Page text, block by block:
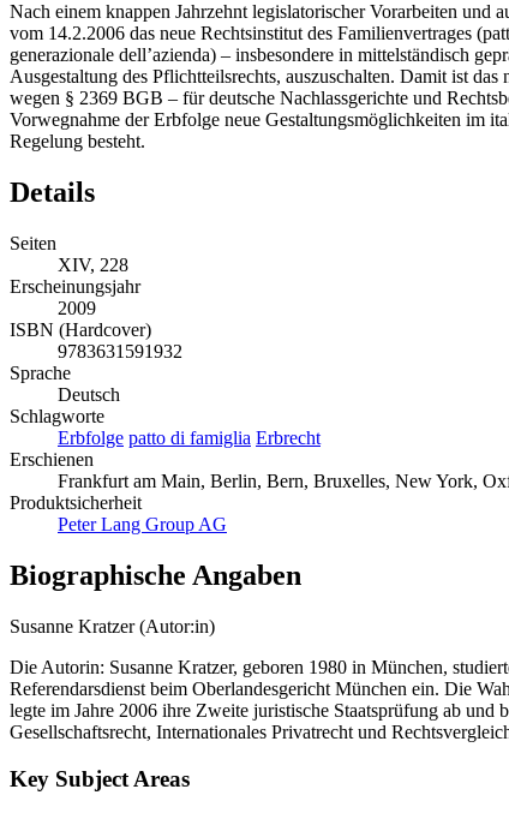
Nach einem knappen Jahrzehnt legislatorischer Vorarbeiten und
vom 14.2.2006 das neue Rechtsinstitut des Familienvertrages
generazionale dell’azienda) – insbesondere in mittelständisch
Ausgestaltung des Pflichtteilsrechts, auszuschalten. Damit ist
wegen § 2369 BGB – für deutsche Nachlassgerichte und
Vorwegnahme der Erbfolge neue Gestaltungsmöglichkeiten im
Regelung besteht.
Details
Seiten
XIV, 228
Erscheinungsjahr
2009
ISBN (Hardcover)
9783631591932
Sprache
Deutsch
Schlagworte
Erbfolge patto di famiglia Erbrecht
Erschienen
Frankfurt am Main, Berlin, Bern, Bruxelles, New York,
Produktsicherheit
Peter Lang Group AG
Biographische Angaben
Susanne Kratzer (Autor:in)
Die Autorin: Susanne Kratzer, geboren 1980 in München,
Referendarsdienst beim Oberlandesgericht München ein. Die
legte im Jahre 2006 ihre Zweite juristische Staatsprüfung ab
Gesellschaftsrecht, Internationales Privatrecht und
Key Subject Areas